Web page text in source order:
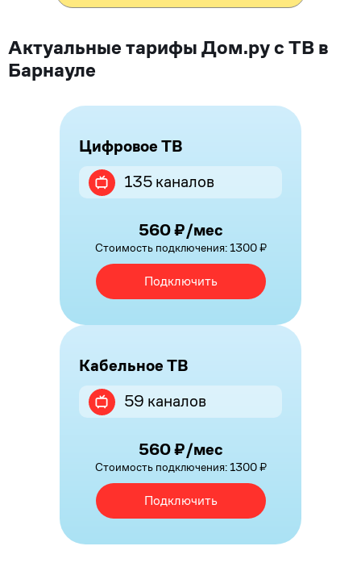
Актуальные тарифы Дом.ру с ТВ в
Барнауле
Цифровое ТВ
135 каналов
560 ₽/мес
Стоимость подключения: 1300 ₽
Подключить
Кабельное ТВ
59 каналов
560 ₽/мес
Стоимость подключения: 1300 ₽
Подключить